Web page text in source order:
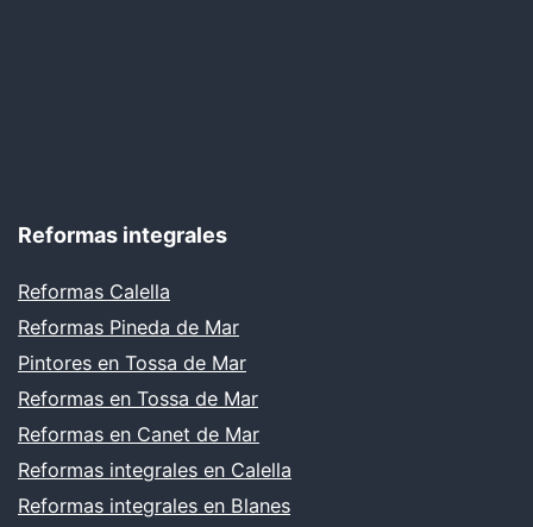
Reformas integrales
Reformas Calella
Reformas Pineda de Mar
Pintores en Tossa de Mar
Reformas en Tossa de Mar
Reformas en Canet de Mar
Reformas integrales en Calella
Reformas integrales en Blanes